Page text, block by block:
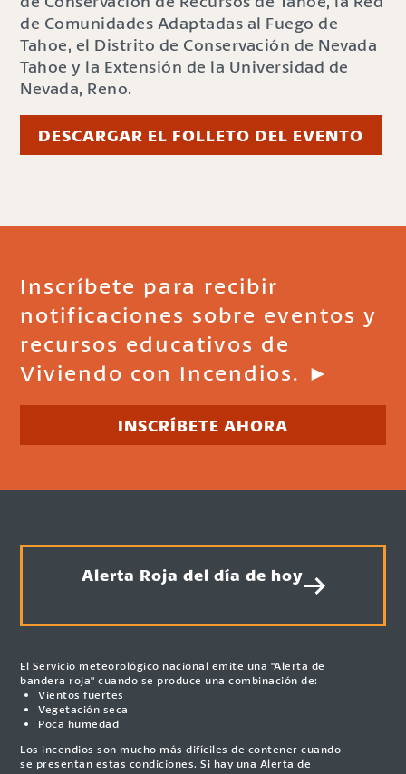
de Comunidades Adaptadas al Fuego de
Tahoe, el Distrito de Conservación de Nevada
Tahoe y la Extensión de la Universidad de
Nevada, Reno.
DESCARGAR EL FOLLETO DEL EVENTO
Inscríbete para recibir
notificaciones sobre eventos y
recursos educativos de
Viviendo con Incendios. ►
INSCRÍBETE AHORA
Alerta Roja del día de hoy
El Servicio meteorológico nacional emite una "Alerta de
bandera roja" cuando se produce una combinación de:
Vientos fuertes
Vegetación seca
Poca humedad
Los incendios son mucho más difíciles de contener cuando
se presentan estas condiciones. Si hay una Alerta de